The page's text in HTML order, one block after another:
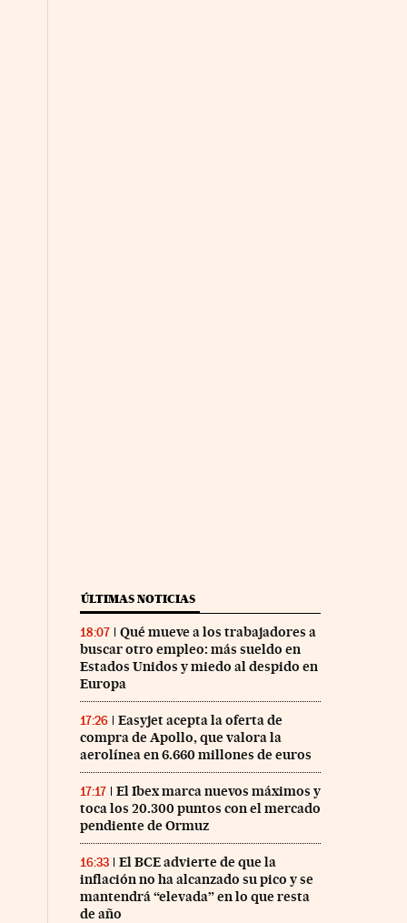
ÚLTIMAS NOTICIAS
18:07
Qué mueve a los trabajadores a
buscar otro empleo: más sueldo en
Estados Unidos y miedo al despido en
Europa
17:26
Easyjet acepta la oferta de
compra de Apollo, que valora la
aerolínea en 6.660 millones de euros
17:17
El Ibex marca nuevos máximos y
toca los 20.300 puntos con el mercado
pendiente de Ormuz
16:33
El BCE advierte de que la
inflación no ha alcanzado su pico y se
mantendrá “elevada” en lo que resta
de año